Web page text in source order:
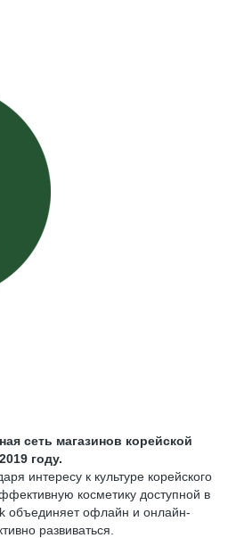
сеть магазинов корейской
году.
интересу к культуре корейского
косметику доступной в
объединяет офлайн и онлайн-
развиваться.